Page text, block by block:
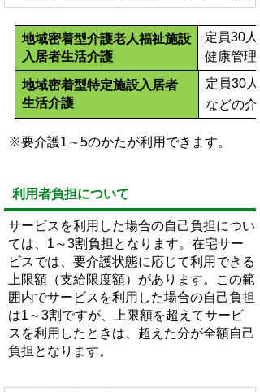
地域密着型介護老人福祉施設
入居者生活介護
定員30
健康管理
地域密着型特定施設入居者
生活介護
定員30
などの
※要介護1～5のかたが利用できます。
利用者負担について
サービスを利用した場合の自己負担につい
ては、1～3割負担となります。在宅サー
ビスでは、要介護状態に応じて利用できる
上限額（支給限度額）があります。この範
囲内でサービスを利用した場合の自己負担
は1～3割ですが、上限額を超えてサービ
スを利用したときは、超えた分が全額自己
負担となります。